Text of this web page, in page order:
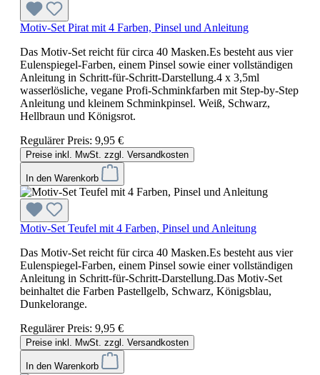
Motiv-Set Pirat mit 4 Farben, Pinsel und Anleitung
Das Motiv-Set reicht für circa 40 Masken.Es besteht aus vier
Eulenspiegel-Farben, einem Pinsel sowie einer vollständigen
Anleitung in Schritt-für-Schritt-Darstellung.4 x 3,5ml
wasserlösliche, vegane Profi-Schminkfarben mit Step-by-Step
Anleitung und kleinem Schminkpinsel. Weiß, Schwarz,
Hellbraun und Königsrot.
Regulärer Preis: 9,95 €
Preise inkl. MwSt. zzgl. Versandkosten
In den Warenkorb
Motiv-Set Teufel mit 4 Farben, Pinsel und Anleitung
Das Motiv-Set reicht für circa 40 Masken.Es besteht aus vier
Eulenspiegel-Farben, einem Pinsel sowie einer vollständigen
Anleitung in Schritt-für-Schritt-Darstellung.Das Motiv-Set
beinhaltet die Farben Pastellgelb, Schwarz, Königsblau,
Dunkelorange.
Regulärer Preis: 9,95 €
Preise inkl. MwSt. zzgl. Versandkosten
In den Warenkorb